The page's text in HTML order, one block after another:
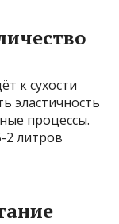
к сухости
эластичность
процессы.
2 литров